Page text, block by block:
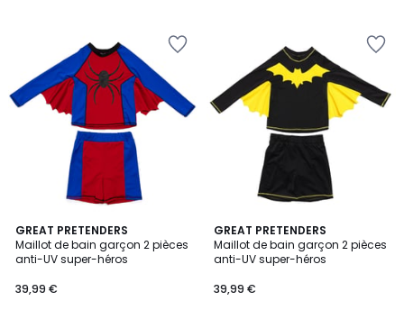
GREAT PRETENDERS
Maillot de bain garçon 2 pièces
anti-UV super-héros
39,99 €
GREAT PRETENDERS
Maillot de bain garçon 2 pièces
anti-UV super-héros
39,99 €